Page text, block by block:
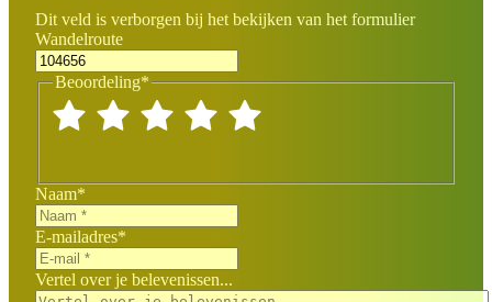
Dit veld is verborgen bij het bekijken van het formulier
Wandelroute
Beoordeling*
Naam*
E-mailadres*
Vertel over je belevenissen...